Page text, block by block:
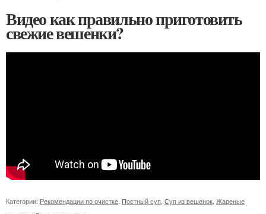
Видео как правильно приготовить
свежие вешенки?
Категории: Рекомендации по очистке Постный суп Суп из вешенок Жареные